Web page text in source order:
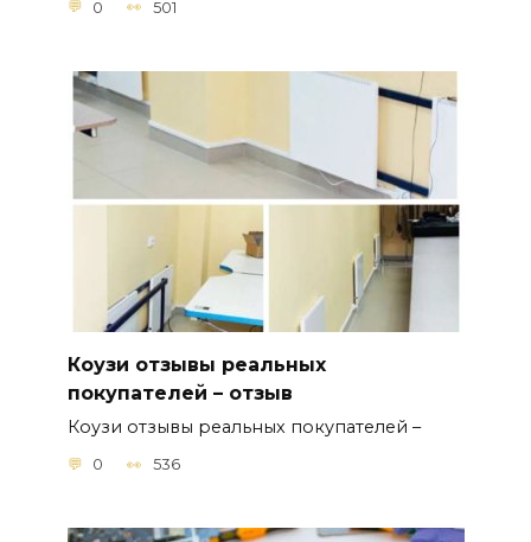
0 501
Коузи отзывы реальных
покупателей – отзыв
Коузи отзывы реальных покупателей –
0 536